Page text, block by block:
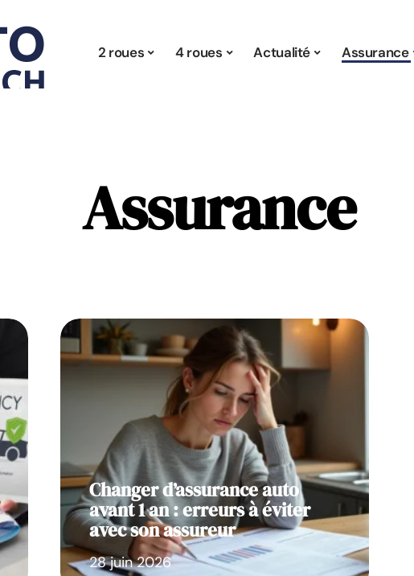
2 roues 4 roues Actualité Assurance
Assurance
Changer d’assurance auto
avant 1 an : erreurs à éviter
avec son assureur
28 juin 2026